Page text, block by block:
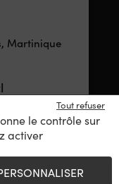
Martinique
le contrôle sur
activer
Tout refuser